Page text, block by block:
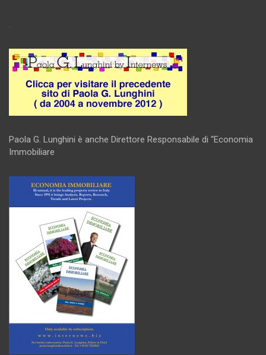
.
Paola G. Lunghini è anche Direttore Responsabile di “Economia
Immobiliare